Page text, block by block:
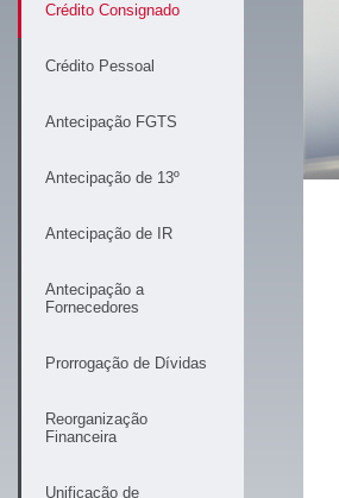
Crédito Consignado
Crédito Pessoal
Antecipação FGTS
Antecipação de 13º
Antecipação de IR
Antecipação a
Fornecedores
Prorrogação de Dívidas
Reorganização
Financeira
Unificação de
Separamos para você